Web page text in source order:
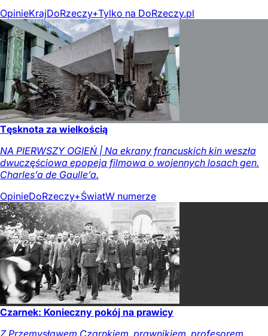
OpinieKrajDoRzeczy+Tylko na DoRzeczy.pl
Tęsknota za wielkością
NA PIERWSZY OGIEŃ | Na ekrany francuskich kin weszła
dwuczęściowa epopeja filmowa o wojennych losach gen.
Charles’a de Gaulle’a.
OpinieDoRzeczy+ŚwiatW numerze
Czarnek: Konieczny pokój na prawicy
Z Przemysławem Czarnkiem, prawnikiem, profesorem